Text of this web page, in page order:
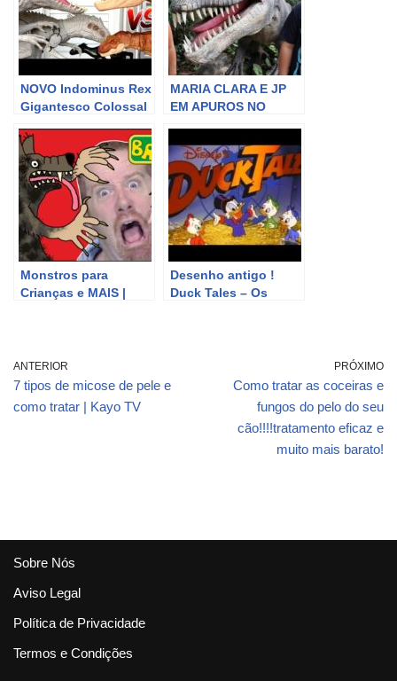
NOVO Indominus Rex
Gigantesco Colossal
Jurassic World 2,
Tiranossauro Rex e
Mosassauro
MARIA CLARA E JP
EM APUROS NO
DINOSSAUROS!
Monstros para
Crianças e MAIS |
Desenho antigo !
Duck Tales – Os
ANTERIOR
7 tipos de micose de pele e
como tratar | Kayo TV
PRÓXIMO
Como tratar as coceiras e
fungos do pelo do seu
cão!!!!tratamento eficaz e
muito mais barato!
Sobre Nós
Aviso Legal
Política de Privacidade
Termos e Condições